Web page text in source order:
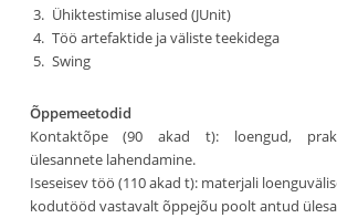
Ühiktestimise alused (JUnit)
Töö artefaktide ja väliste teekidega
Swing
Õppemeetodid
Kontaktõpe (90 akad t): loengud,
ülesannete lahendamine.
Iseseisev töö (110 akad t): materjali
kodutööd vastavalt õppejõu poolt antud